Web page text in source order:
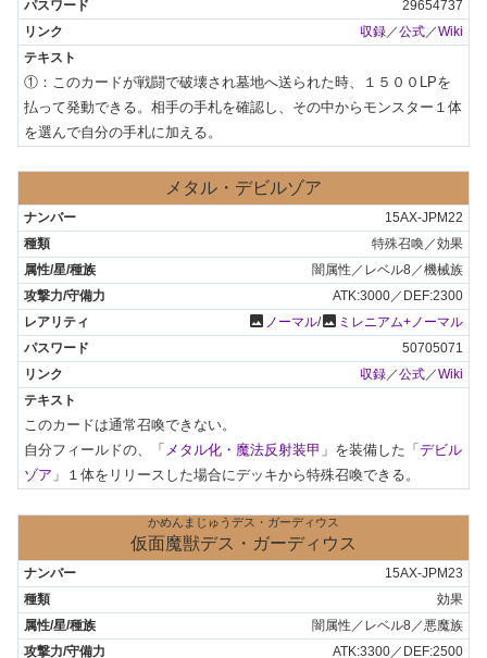
29654737
収録／公式／Wiki
①：このカードが戦闘で破壊され墓地へ送られた時、１５００LPを
払って発動できる。相手の手札を確認し、その中からモンスター１体
を選んで自分の手札に加える。
メタル・デビルゾア
15AX-JPM22
特殊召喚／効果
闇属性／レベル8／機械族
ATK:3000／DEF:2300
photo ノーマル/photo ミレニアム+ノーマル
50705071
収録／公式／Wiki
このカードは通常召喚できない。
自分フィールドの、「 メタル化・魔法反射装甲 」を装備した「 デビル
ゾア 」１体をリリースした場合にデッキから特殊召喚できる。
かめんまじゅうデス・ガーディウス
仮面魔獣デス・ガーディウス
15AX-JPM23
効果
闇属性／レベル8／悪魔族
ATK:3300／DEF:2500